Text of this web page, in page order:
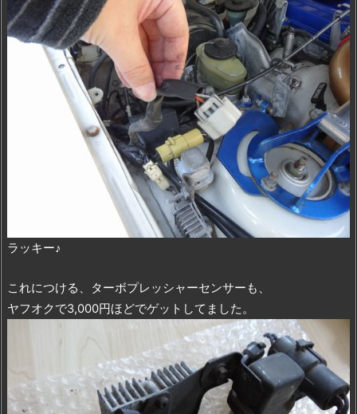
ラッキー♪
これにつける、ターボプレッシャーセンサーも、
ヤフオクで3,000円ほどでゲットしてました。